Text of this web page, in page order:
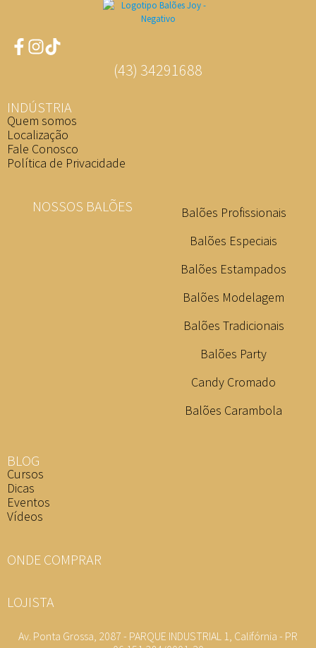
(43) 34291688
INDÚSTRIA
Quem somos
Localização
Fale Conosco
Política de Privacidade
NOSSOS BALÕES
Balões Profissionais
Balões Especiais
Balões Estampados
Balões Modelagem
Balões Tradicionais
Balões Party
Candy Cromado
Balões Carambola
BLOG
Cursos
Dicas
Eventos
Vídeos
ONDE COMPRAR
LOJISTA
Av. Ponta Grossa, 2087 - PARQUE INDUSTRIAL 1, Califórnia - PR